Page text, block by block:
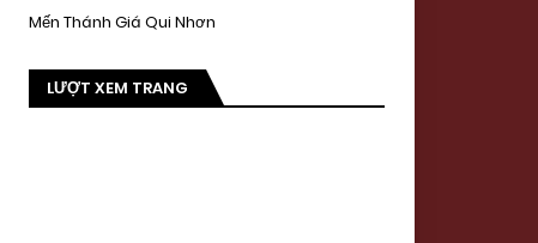
Mến Thánh Giá Qui Nhơn
LƯỢT XEM TRANG